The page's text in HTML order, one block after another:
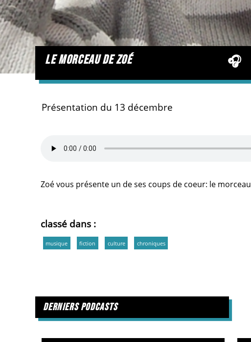
le morceau de zoé
Présentation du 13 décembre
Zoé vous présente un de ses coups de coeur: le morceau
classé dans :
musique fiction culture chroniques
derniers podcasts